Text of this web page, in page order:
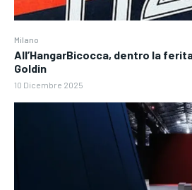
Milano
All’HangarBicocca, dentro la
Goldin
10 Dicembre 2025